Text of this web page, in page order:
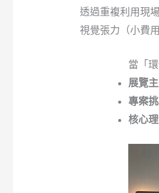
透過重複利用現
視覺張力（小費
當「
展覽主
專案挑
核心理